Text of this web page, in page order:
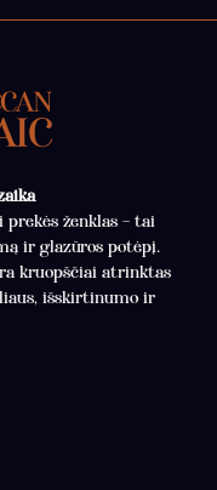
ženklas – tai
ir glazūros potėpį.
kruopščiai atrinktas
išskirtinumo ir